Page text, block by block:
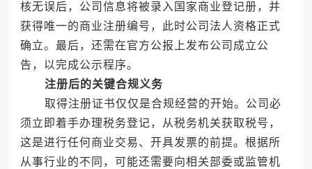
核无误后，公司信息将被录入国家商业登记册，并
获得唯一的商业注册编号，此时公司法人资格正式
确立。最后，还需在官方公报上发布公司成立公
告，以完成公示程序。
注册后的关键合规义务
取得注册证书仅仅是合规经营的开始。公司必
须立即着手办理税务登记，从税务机关获取税号，
这是进行任何商业交易、开具发票的前提。根据所
从事行业的不同，可能还需要向相关部委或监管机